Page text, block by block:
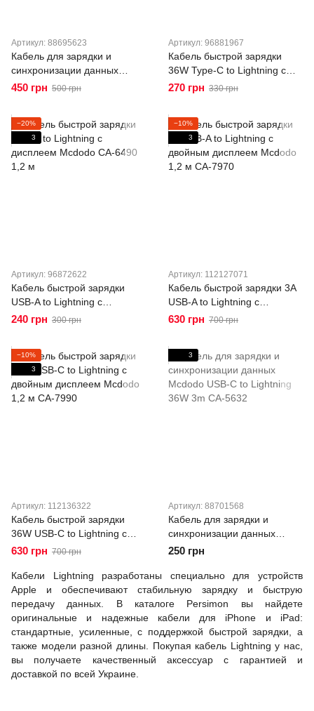
Артикул: 88695623
Кабель для зарядки и
синхронизации данных
Mcdodo USB-A to Lightning
450 грн 500 грн
Артикул: 96881967
Кабель быстрой зарядки
36W Type-C to Lightning с
дисплеем Mcdodo CA-6570
270 грн 330 грн
−20%
3
Артикул: 96872622
Кабель быстрой зарядки
USB-A to Lightning с
дисплеем Mcdodo CA-6490
240 грн 300 грн
−10%
3
Артикул: 112127071
Кабель быстрой зарядки 3A
USB-A to Lightning с
двойным дисплеем Mcdodo
630 грн 700 грн
−10%
3
Артикул: 112136322
Кабель быстрой зарядки
36W USB-C to Lightning с
двойным дисплеем Mcdodo
630 грн 700 грн
3
Артикул: 88701568
Кабель для зарядки и
синхронизации данных
Mcdodo USB-C to Lightning
250 грн
Кабели Lightning разработаны специально для устройств
Apple и обеспечивают стабильную зарядку и быструю
передачу данных. В каталоге Persimon вы найдете
оригинальные и надежные кабели для iPhone и iPad:
стандартные, усиленные, с поддержкой быстрой зарядки, а
также модели разной длины. Покупая кабель Lightning у нас,
вы получаете качественный аксессуар с гарантией и
доставкой по всей Украине.